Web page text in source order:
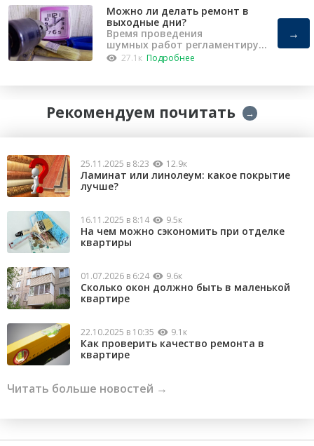
Можно ли делать ремонт в
выходные дни?
Время проведения
шумных работ регламентирует
«Закон о тишине».
27.1к Подробнее
→
Рекомендуем почитать →
25.11.2025 в 8:23 12.9к
Ламинат или линолеум: какое покрытие
лучше?
16.11.2025 в 8:14 9.5к
На чем можно сэкономить при отделке
квартиры
01.07.2026 в 6:24 9.6к
Сколько окон должно быть в маленькой
квартире
22.10.2025 в 10:35 9.1к
Как проверить качество ремонта в
квартире
Читать больше новостей →